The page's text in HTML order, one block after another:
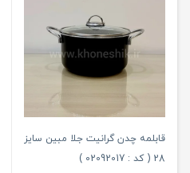
قابلمه چدن گرانیت جلا مبین سایز
28 ( کد : 02092017 )